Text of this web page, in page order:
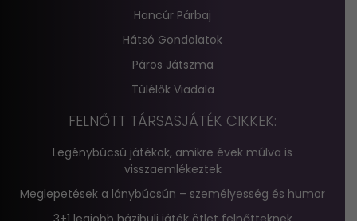
Hancúr Párbaj
Hátsó Gondolatok
Páros Játszma
Túlélők Viadala
FELNŐTT TÁRSASJÁTÉK CIKKEK:
Legénybúcsú játékok, amikre évek múlva is
visszaemlékeztek
Meglepetések a lánybúcsún – személyesség és humor